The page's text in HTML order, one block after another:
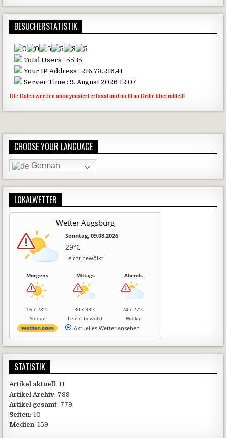
BESUCHERSTATISTIK
Total Users : 5535
Your IP Address : 216.73.216.41
Server Time : 9. August 2026 12:07
Die Daten werden anonymisiert erfasst und nicht an Dritte übermittelt!
CHOOSE YOUR LANGUAGE
German
LOKALWETTER
Wetter Augsburg
Sonntag, 09.08.2026
29°C
Leicht bewölkt
Morgens
16 / 28°C
Sonnig
Mittags
30 / 33°C
Leicht bewölkt
Abends
24 / 27°C
Wolkig
Aktuelles Wetter ansehen
STATISTIK
Artikel aktuell : 11
Artikel Archiv: 739
Artikel gesamt: 779
Seiten: 40
Medien: 159